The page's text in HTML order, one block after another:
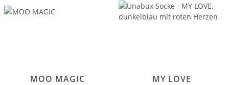
MOO MAGIC MY LOVE